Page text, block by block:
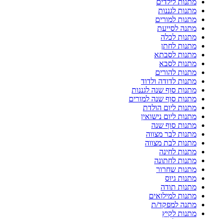
מתנות לילדים
מתנות לגננות
מתנות למורים
מתנה לסייעת
מתנות לכלה
מתנות לחתן
מתנות לסבתא
מתנות לסבא
מתנות להורים
מתנות לדודה ולדוד
מתנות סוף שנה לגננות
מתנות סוף שנה למורים
מתנות ליום הולדת
מתנות ליום נישואין
מתנות סוף שנה
מתנות לבר מצווה
מתנות לבת מצווה
מתנות לחינה
מתנות לחתונה
מתנות שחרור
מתנות גיוס
מתנות תודה
מתנות למילואים
מתנה למפקד/ת
מתנות לקיץ